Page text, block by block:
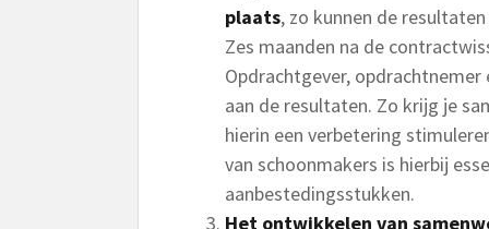
plaats, zo kunnen de
Zes maanden na de
Opdrachtgever,
aan de resultaten. Zo krijg je
hierin een verbetering
van schoonmakers is hierbij
aanbestedingsstukken.
Het ontwikkelen van